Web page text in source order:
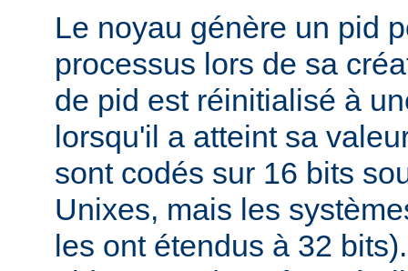
Le noyau génère un pid
processus lors de sa
de pid est réinitialisé à
lorsqu'il a atteint sa
sont codés sur 16 bits
Unixes, mais les
les ont étendus à 32